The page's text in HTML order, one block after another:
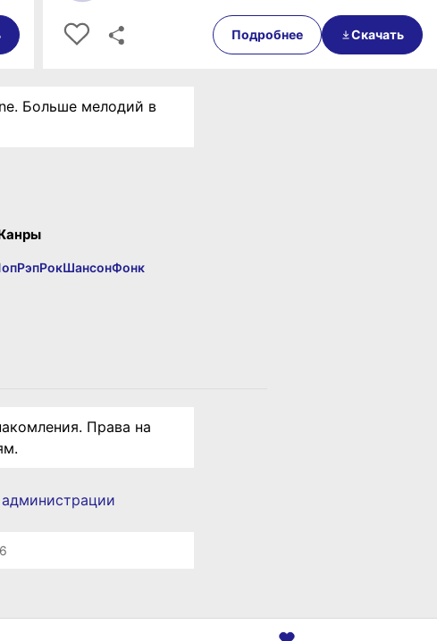
00:13
Подробнее Скачать
Больше мелодий в
РэпРокШансонФонк
Права на